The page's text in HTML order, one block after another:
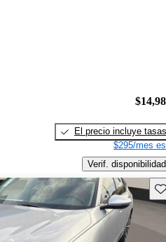
El precio incluye tasas
$295/mes
Verif. disponibilidad